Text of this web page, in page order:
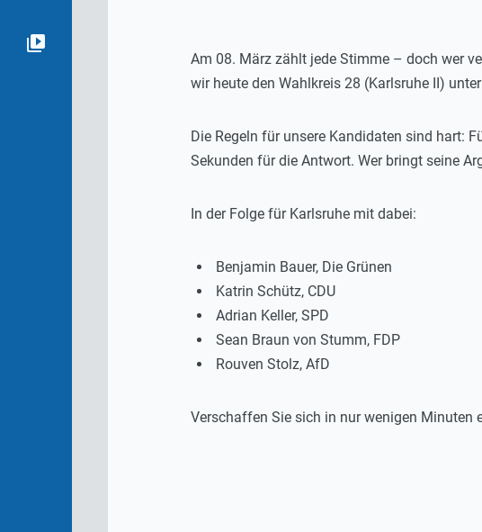
Am 08. März zählt jede Stimme – doch wer
wir heute den Wahlkreis 28 (Karlsruhe II)
Die Regeln für unsere Kandidaten sind hart:
Sekunden für die Antwort. Wer bringt seine
In der Folge für Karlsruhe mit dabei:
Benjamin Bauer, Die Grünen
Katrin Schütz, CDU
Adrian Keller, SPD
Sean Braun von Stumm, FDP
Rouven Stolz, AfD
Verschaffen Sie sich in nur wenigen Minuten